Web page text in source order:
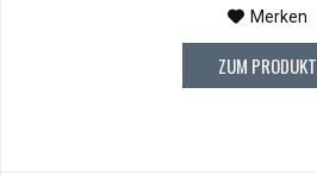
Merken
ZUM PRODUKT